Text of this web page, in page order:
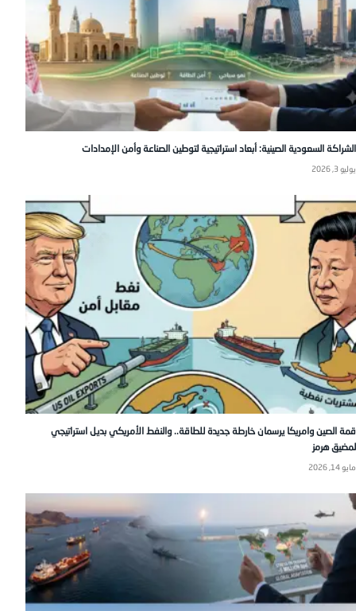
الشراكة السعودية الصينية: أبعاد استراتيجية لتوطين الصناعة وأمن الإمدادات
يوليو 3, 2026
قمة الصين وامريكا يرسمان خارطة جديدة للطاقة.. والنفط الأمريكي بديل استراتيجي
لمضيق هرمز
مايو 14, 2026